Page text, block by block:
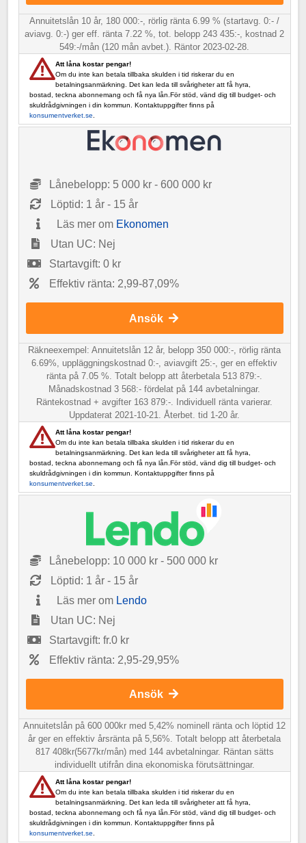
Annuitetslån 10 år, 180 000:-, rörlig ränta 6.99 % (startavg. 0:- /
aviavg. 0:-) ger eff. ränta 7.22 %, tot. belopp 243 435:-, kostnad 2
549:-/mån (120 mån avbet.). Räntor 2023-02-28.
Att låna kostar pengar!
Om du inte kan betala tillbaka skulden i tid riskerar du en
betalningsanmärkning. Det kan leda till svårigheter att få hyra,
bostad, teckna abonnemang och få nya lån.För stöd, vänd dig till budget- och
skuldrådgivningen i din kommun. Kontaktuppgifter finns på
konsumentverket.se
Lånebelopp: 5 000 kr - 600 000 kr
Löptid: 1 år - 15 år
Läs mer om Ekonomen
Utan UC: Nej
Startavgift: 0 kr
Effektiv ränta: 2,99-87,09%
Ansök
Räkneexempel: Annuitetslån 12 år, belopp 350 000:-, rörlig ränta
6.69%, uppläggningskostnad 0:-, aviavgift 25:-, ger en effektiv
ränta på 7.05 %. Totalt belopp att återbetala 513 879:-.
Månadskostnad 3 568:- fördelat på 144 avbetalningar.
Räntekostnad + avgifter 163 879:-. Individuell ränta varierar.
Uppdaterat 2021-10-21. Återbet. tid 1-20 år.
Att låna kostar pengar!
Om du inte kan betala tillbaka skulden i tid riskerar du en
betalningsanmärkning. Det kan leda till svårigheter att få hyra,
bostad, teckna abonnemang och få nya lån.För stöd, vänd dig till budget- och
skuldrådgivningen i din kommun. Kontaktuppgifter finns på
konsumentverket.se
Lånebelopp: 10 000 kr - 500 000 kr
Löptid: 1 år - 15 år
Läs mer om Lendo
Utan UC: Nej
Startavgift: fr.0 kr
Effektiv ränta: 2,95-29,95%
Ansök
Annuitetslån på 600 000kr med 5,42% nominell ränta och löptid 12
år ger en effektiv årsränta på 5,56%. Totalt belopp att återbetala
817 408kr(5677kr/mån) med 144 avbetalningar. Räntan sätts
individuellt utifrån dina ekonomiska förutsättningar.
Att låna kostar pengar!
Om du inte kan betala tillbaka skulden i tid riskerar du en
betalningsanmärkning. Det kan leda till svårigheter att få hyra,
bostad, teckna abonnemang och få nya lån.För stöd, vänd dig till budget- och
skuldrådgivningen i din kommun. Kontaktuppgifter finns på
konsumentverket.se